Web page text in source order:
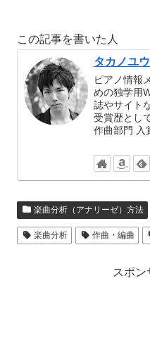
この記事を書いた人
タカノユ
ピアノ情報
めの独学用
誌やサイト
受賞歴とし
作曲部門 入
楽曲分析（アナリーゼ）方法
楽曲分析 作曲・編曲
スポン